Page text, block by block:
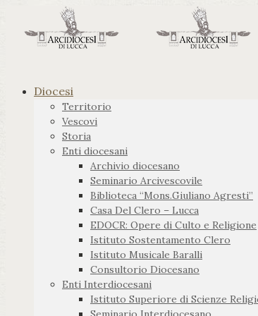
Diocesi
Territorio
Vescovi
Storia
Enti diocesani
Archivio diocesano
Seminario Arcivescovile
Biblioteca “Mons.Giuliano Agresti”
Casa Del Clero – Lucca
EDOCR: Opere di Culto e Religione
Istituto Sostentamento Clero
Istituto Musicale Baralli
Consultorio Diocesano
Enti Interdiocesani
Istituto Superiore di Scienze